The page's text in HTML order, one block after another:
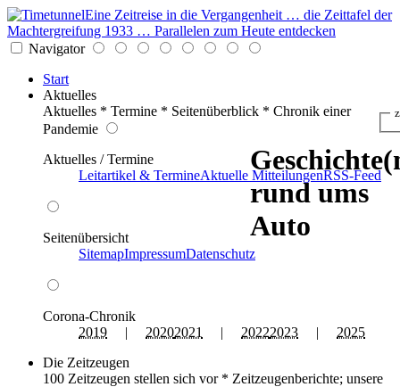
Eine Zeitreise in die Vergangenheit … die Zeittafel der
Machtergreifung 1933 … Parallelen zum Heute entdecken
Navigator
Start
Aktuelles
Aktuelles * Termine * Seitenüberblick * Chronik einer
Pandemie
Aktuelles / Termine
Leitartikel & TermineAktuelle MitteilungenRSS-Feed
Seitenübersicht
SitemapImpressumDatenschutz
Corona-Chronik
2019 | 20202021 | 20222023 | 2025
Die Zeitzeugen
100 Zeitzeugen stellen sich vor * Zeitzeugenberichte; unsere
rund ums
Auto